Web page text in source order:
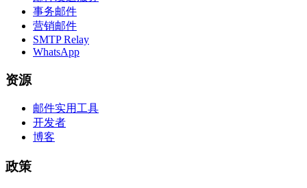
事务邮件
营销邮件
SMTP Relay
WhatsApp
资源
邮件实用工具
开发者
博客
政策